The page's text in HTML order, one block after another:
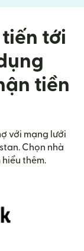
tới
tiền
với mạng lưới
Chọn nhà
thêm.